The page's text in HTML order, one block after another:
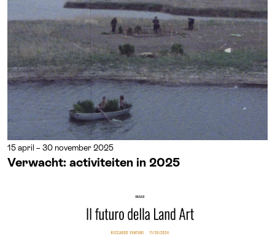
15 april – 30 november 2025
Verwacht: activiteiten in 2025